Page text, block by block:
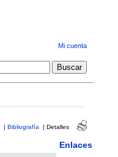
Mi cuenta
| Bibliografía | Detalles
Enlaces